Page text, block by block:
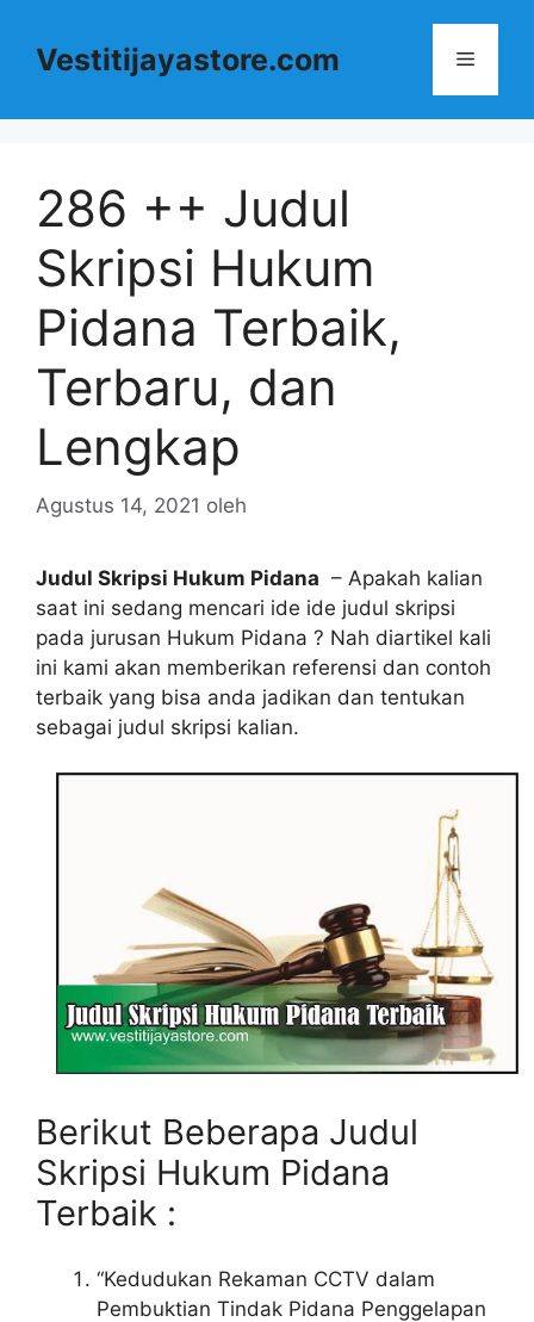
Vestitijayastore.com Menu
286 ++ Judul
Skripsi Hukum
Pidana Terbaik,
Terbaru, dan
Lengkap
Agustus 14, 2021 oleh
Judul Skripsi Hukum Pidana – Apakah kalian
saat ini sedang mencari ide ide judul skripsi
pada jurusan Hukum Pidana ? Nah diartikel kali
ini kami akan memberikan referensi dan contoh
terbaik yang bisa anda jadikan dan tentukan
sebagai judul skripsi kalian.
Berikut Beberapa Judul
Skripsi Hukum Pidana
Terbaik :
“Kedudukan Rekaman CCTV dalam
Pembuktian Tindak Pidana Penggelapan